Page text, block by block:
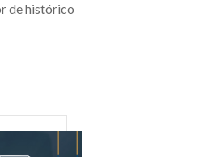
de histórico